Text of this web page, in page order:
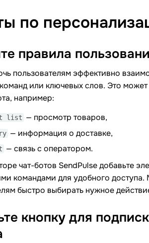
по
правила
пользователям эффективно
или ключевых слов. Это
например:
list — просмотр товаров,
— информация о доставке,
— связь с оператором.
чат-ботов SendPulse добавьте
командами для удобного
быстро выбирать нужное
кнопку для